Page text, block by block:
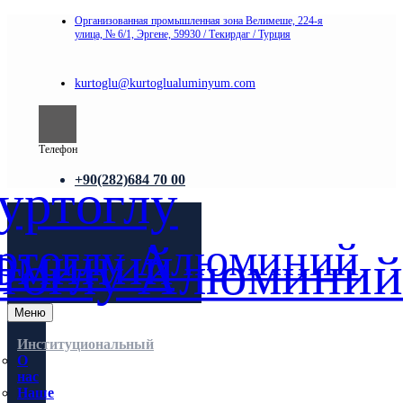
Организованная промышленная зона Велимеше, 224-я
улица, № 6/1, Эргене, 59930 / Текирдаг / Турция
kurtoglu@kurtoglualuminyum.com
Телефон
+90(282)684 70 00
Меню
Институциональный
О
нас
Наше